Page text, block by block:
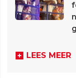
LEES MEER